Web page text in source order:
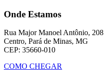
Onde Estamos
Rua Major Manoel Antônio, 208
Centro, Pará de Minas, MG
CEP: 35660-010
COMO CHEGAR